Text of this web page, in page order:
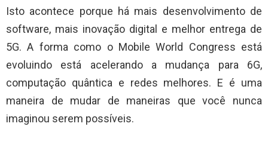
Isto acontece porque há mais desenvolvimento de
software, mais inovação digital e melhor entrega de
5G. A forma como o Mobile World Congress está
evoluindo está acelerando a mudança para 6G,
computação quântica e redes melhores. E é uma
maneira de mudar de maneiras que você nunca
imaginou serem possíveis.